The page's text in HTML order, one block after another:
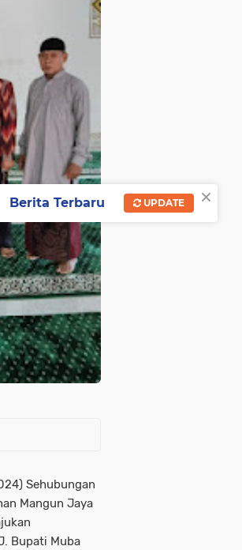
Sehubungan
Mangun Jaya
Bupati Muba
×
Berita Terbaru UPDATE